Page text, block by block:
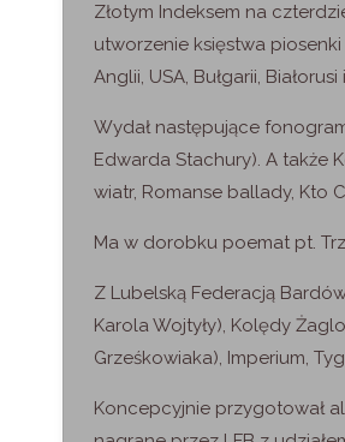
Złotym Indeksem na
utworzenie księstwa piosenki
Anglii, USA, Bułgarii, Białorusi
Wydał następujące
Edwarda Stachury). A także
wiatr, Romanse ballady, Kto
Ma w dorobku poemat pt.
Z Lubelską Federacją
Karola Wojtyły), Kolędy
Grześkowiaka), Imperium,
Koncepcyjnie przygotował